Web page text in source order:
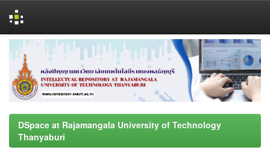
navigation
DSpace at Rajamangala University of Technology
Thanyaburi